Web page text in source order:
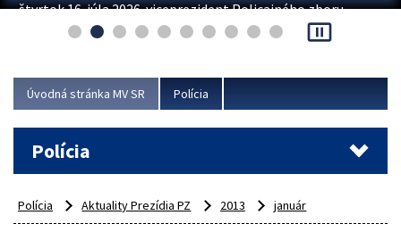
štvrtok 16. júla 2026 viceprezident Policajného zboru
Rastislav Polakovič a riaditeľ odboru výcviku...
pause_presentation
Úvodná stránka MV SR Polícia
Polícia
Polícia Aktuality Prezídia PZ 2013 január